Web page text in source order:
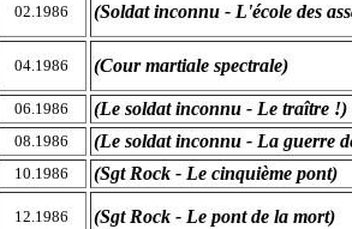
02.1986 (Soldat inconnu - L'école des
04.1986 (Cour martiale spectrale)
06.1986
(Le soldat inconnu - Le traître !)
08.1986
(Le soldat inconnu - La guerre
10.1986 (Sgt Rock - Le cinquième pont)
12.1986 (Sgt Rock - Le pont de la mort)